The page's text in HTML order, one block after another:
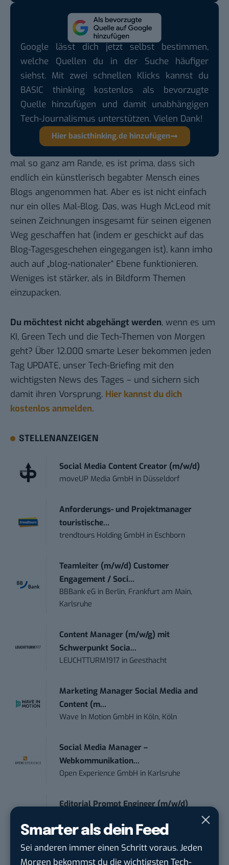
Smarter als dein Feed
Sei anderen immer einen Schritt voraus. Jeden
Morgen bekommst du die wichtigsten Tech-
Google lässt dich jetzt selbst bestimmen,
welche Quellen du in der Suche häufiger
siehst. Mit zwei schnellen Klicks kannst du
BASIC thinking kostenlos als bevorzugte
Quelle hinzufügen und damit unabhängigen
Tech-Journalismus unterstützen. Vielen Dank!
Hier basicthinking.de hinzufügen
mal so ganz am Rande, es ist prima, dass sich
endlich ein künstlerisch begabter Mensch eines
Blogs angenommen hat. Aber es ist nicht einfach
nur ein olles Mal-Blog. Das, was Hugh McLeod mit
seinen Zeichnungen insgesamt für seinen eigenen
Weg geschaffen hat (indem er geschickt auf das
Blog-Tagesgeschehen eingegangen ist), kann imho
auch auf „blog-nationaler“ Ebene funktionieren.
Weniges ist stärker, als in Bildform Themen
einzupacken.
Du möchtest nicht abgehängt werden, wenn es um
KI, Green Tech und die Tech-Themen von Morgen
geht? Über 12.000 smarte Leser bekommen jeden
Tag UPDATE, unser Tech-Briefing mit den
wichtigsten News des Tages – und sichern sich
damit ihren Vorsprung. Hier kannst du dich
kostenlos anmelden.
STELLENANZEIGEN
Social Media Content Creator (m/w/d)
moveUP Media GmbH in Düsseldorf
Anforderungs- und Projektmanager
touristische...
trendtours Holding GmbH in Eschborn
Teamleiter (m/w/d) Customer
Engagement / Soci...
BBBank eG in Berlin, Frankfurt am Main,
Karlsruhe
Content Manager (m/w/g) mit
Schwerpunkt Socia...
LEUCHTTURM1917 in Geesthacht
Marketing Manager Social Media and
Content (m...
Wave In Motion GmbH in Köln, Köln
Social Media Manager –
Webkommunikation...
Open Experience GmbH in Karlsruhe
Editorial Prompt Engineer (m/w/d)
Stuttgart
PR & Social Media Coordinator (m/w/d)